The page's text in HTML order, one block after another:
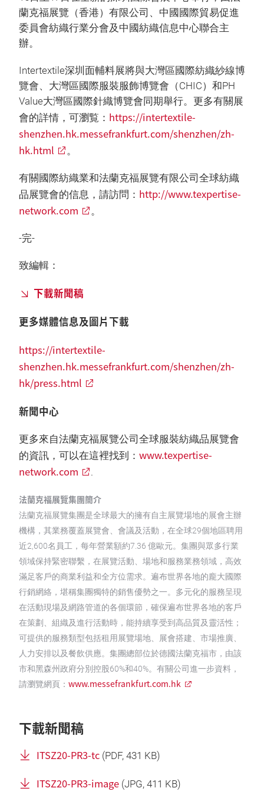
蘭克福展覽（香港）有限公司、中國國際貿易促進
委員會紡織行業分會及中國紡織信息中心聯合主
辦。
Intertextile深圳面輔料展將與大灣區國際紡織紗線博
覽會、大灣區國際服裝服飾博覽會（CHIC）和PH
Value大灣區國際針織博覽會同期舉行。更多有關展
會的詳情，可瀏覧： https://intertextile-
shenzhen.hk.messefrankfurt.com/shenzhen/zh-
hk.html
。
有關國際紡織業和法蘭克福展覽有限公司全球紡織
品展覽會的信息，請訪問： http://www.texpertise-
network.com
。
-完-
致編輯：
下載新聞稿
更多媒體信息及圖片下載
https://intertextile-
shenzhen.hk.messefrankfurt.com/shenzhen/zh-
hk/press.html
新聞中心
更多來自法蘭克福展覽公司全球服裝紡織品展覽會
的資訊，可以在這裡找到： www.texpertise-
network.com
.
法蘭克福展覽集團簡介
法蘭克福展覽集團是全球最大的擁有自主展覽場地的展會主辦
機構，其業務覆蓋展覽會、會議及活動，在全球29個地區聘用
近2,600名員工，每年營業額約7.36 億歐元。集團與眾多行業
領域保持緊密聯繫，在展覽活動、場地和服務業務領域，高效
滿足客戶的商業利益和全方位需求。遍布世界各地的龐大國際
行銷網絡，堪稱集團獨特的銷售優勢之一。多元化的服務呈現
在活動現場及網路管道的各個環節，確保遍布世界各地的客戶
在策劃、組織及進行活動時，能持續享受到高品質及靈活性；
可提供的服務類型包括租用展覽場地、展會搭建、市場推廣、
人力安排以及餐飲供應。集團總部位於德國法蘭克福市，由該
市和黑森州政府分別控股60%和40%。有關公司進一步資料，
請瀏覽網頁： www.messefrankfurt.com.hk
下載新聞稿
ITSZ20-PR3-tc (PDF, 431 KB)
ITSZ20-PR3-image (JPG, 411 KB)